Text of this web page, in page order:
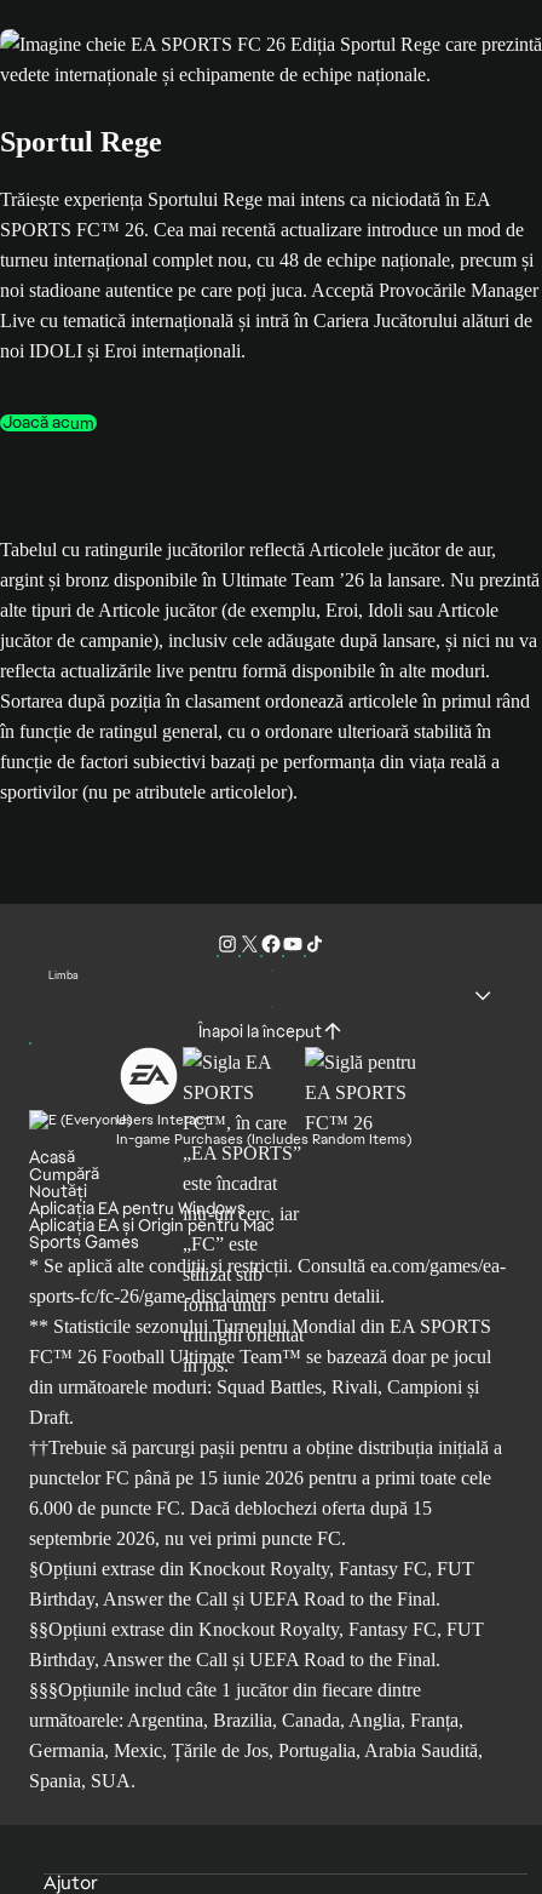
Sportul Rege
Trăiește experiența Sportului Rege mai intens ca niciodată în EA
SPORTS FC™ 26. Cea mai recentă actualizare introduce un mod de
turneu internațional complet nou, cu 48 de echipe naționale, precum și
noi stadioane autentice pe care poți juca. Acceptă Provocările Manager
Live cu tematică internațională și intră în Cariera Jucătorului alături de
noi IDOLI și Eroi internaționali.
Joacă acum
Tabelul cu ratingurile jucătorilor reflectă Articolele jucător de aur,
argint și bronz disponibile în Ultimate Team ’26 la lansare. Nu prezintă
alte tipuri de Articole jucător (de exemplu, Eroi, Idoli sau Articole
jucător de campanie), inclusiv cele adăugate după lansare, și nici nu va
reflecta actualizările live pentru formă disponibile în alte moduri.
Sortarea după poziția în clasament ordonează articolele în primul rând
în funcție de ratingul general, cu o ordonare ulterioară stabilită în
funcție de factori subiectivi bazați pe performanța din viața reală a
sportivilor (nu pe atributele articolelor).
Limba
Înapoi la început
Users Interact
In-game Purchases (Includes Random Items)
Acasă
Cumpără
Noutăți
Aplicația EA pentru Windows
Aplicația EA și Origin pentru Mac
Sports Games
* Se aplică alte condiții și restricții. Consultă ea.com/games/ea-
sports-fc/fc-26/game-disclaimers pentru detalii.
** Statisticile sezonului Turneului Mondial din EA SPORTS
FC™ 26 Football Ultimate Team™ se bazează doar pe jocul
din următoarele moduri: Squad Battles, Rivali, Campioni și
Draft.
††Trebuie să parcurgi pașii pentru a obține distribuția inițială a
punctelor FC până pe 15 iunie 2026 pentru a primi toate cele
6.000 de puncte FC. Dacă deblochezi oferta după 15
septembrie 2026, nu vei primi puncte FC.
§Opțiuni extrase din Knockout Royalty, Fantasy FC, FUT
Birthday, Answer the Call și UEFA Road to the Final.
§§Opțiuni extrase din Knockout Royalty, Fantasy FC, FUT
Birthday, Answer the Call și UEFA Road to the Final.
§§§Opțiunile includ câte 1 jucător din fiecare dintre
următoarele: Argentina, Brazilia, Canada, Anglia, Franța,
Germania, Mexic, Țările de Jos, Portugalia, Arabia Saudită,
Spania, SUA.
Ajutor